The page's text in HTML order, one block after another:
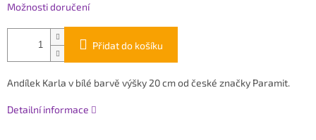
Možnosti doručení
Přidat do košíku
Andílek Karla v bílé barvě výšky 20 cm od české značky Paramit.
Detailní informace